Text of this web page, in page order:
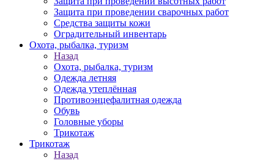
Защита при проведении сварочных работ
Средства защиты кожи
Оградительный инвентарь
Охота, рыбалка, туризм
Назад
Охота, рыбалка, туризм
Одежда летняя
Одежда утеплённая
Противоэнцефалитная одежда
Обувь
Головные уборы
Трикотаж
Трикотаж
Назад